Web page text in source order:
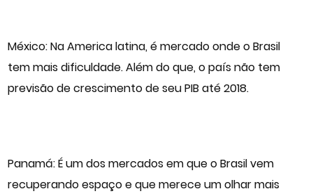
México: Na America latina, é mercado onde o Brasil
tem mais dificuldade. Além do que, o país não tem
previsão de crescimento de seu PIB até 2018.
Panamá: É um dos mercados em que o Brasil vem
recuperando espaço e que merece um olhar mais